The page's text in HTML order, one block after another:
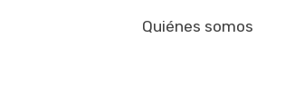
Quiénes somos